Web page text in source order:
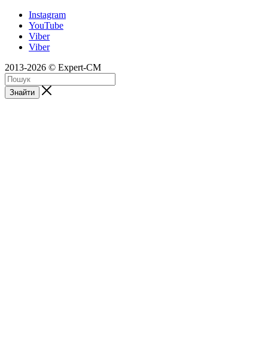
Instagram
YouTube
Viber
Viber
2013-2026 © Expert-CM
Знайти